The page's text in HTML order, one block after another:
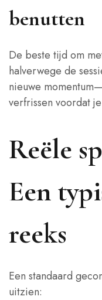
benutten
De beste tijd om
halverwege de
nieuwe
verfrissen voordat
Reële
Een
reeks
Een standaard
uitzien: